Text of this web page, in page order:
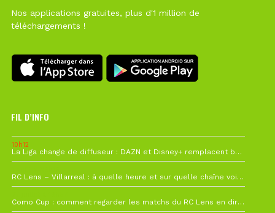
Nos applications gratuites, plus d'1 million de
téléchargements !
FIL D’INFO
10h12
La Liga change de diffuseur : DAZN et Disney+ remplacent beIN Sports !
RC Lens – Villarreal : à quelle heure et sur quelle chaîne voir la finale de la Como Cup ?
Como Cup : comment regarder les matchs du RC Lens en direct ?